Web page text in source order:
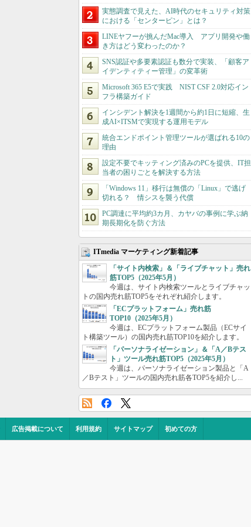
実態調査で見えた、AI時代のセキュリティ対策
における「センターピン」とは？
LINEヤフーが挑んだMac導入 アプリ開発や働
き方はどう変わったのか？
SNS認証や多要素認証も数分で実装、「顧客ア
イデンティティー管理」の変革術
Microsoft 365 E5で実践 NIST CSF 2.0対応イン
フラ構築ガイド
インシデント解決を1週間から約1日に短縮、生
成AI×ITSMで実現する運用モデル
統合エンドポイント管理ツールが選ばれる10の
理由
設定不要でキッティング済みのPCを提供、IT担
当者の困りごとを解決する方法
「Windows 11」移行は無償の「Linux」で逃げ
切れる？ 情シスを襲う代償
PC調達に平均約3カ月、カヤバの事例に学ぶ納
期長期化を防ぐ方法
ITmedia マーケティング新着記事
「サイト内検索」＆「ライブチャット」売れ
筋TOP5（2025年5月）
今週は、サイト内検索ツールとライブチャッ
トの国内売れ筋TOP5をそれぞれ紹介します。
「ECプラットフォーム」売れ筋
TOP10（2025年5月）
今週は、ECプラットフォーム製品（ECサイ
ト構築ツール）の国内売れ筋TOP10を紹介します。
「パーソナライゼーション」＆「A／Bテス
ト」ツール売れ筋TOP5（2025年5月）
今週は、パーソナライゼーション製品と「A
／Bテスト」ツールの国内売れ筋各TOP5を紹介し...
広告掲載について 利用規約 サイトマップ 初めての方